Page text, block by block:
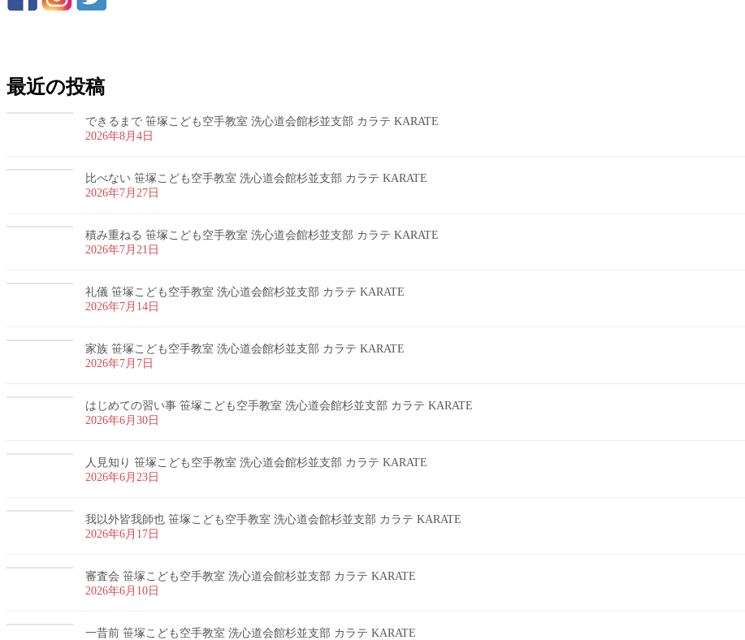
最近の投稿
できるまで 笹塚こども空手教室 洗心道会館杉並支部 カラテ KARATE
2026年8月4日
比べない 笹塚こども空手教室 洗心道会館杉並支部 カラテ KARATE
2026年7月27日
積み重ねる 笹塚こども空手教室 洗心道会館杉並支部 カラテ KARATE
2026年7月21日
礼儀 笹塚こども空手教室 洗心道会館杉並支部 カラテ KARATE
2026年7月14日
家族 笹塚こども空手教室 洗心道会館杉並支部 カラテ KARATE
2026年7月7日
はじめての習い事 笹塚こども空手教室 洗心道会館杉並支部 カラテ KARATE
2026年6月30日
人見知り 笹塚こども空手教室 洗心道会館杉並支部 カラテ KARATE
2026年6月23日
我以外皆我師也 笹塚こども空手教室 洗心道会館杉並支部 カラテ KARATE
2026年6月17日
審査会 笹塚こども空手教室 洗心道会館杉並支部 カラテ KARATE
2026年6月10日
一昔前 笹塚こども空手教室 洗心道会館杉並支部 カラテ KARATE